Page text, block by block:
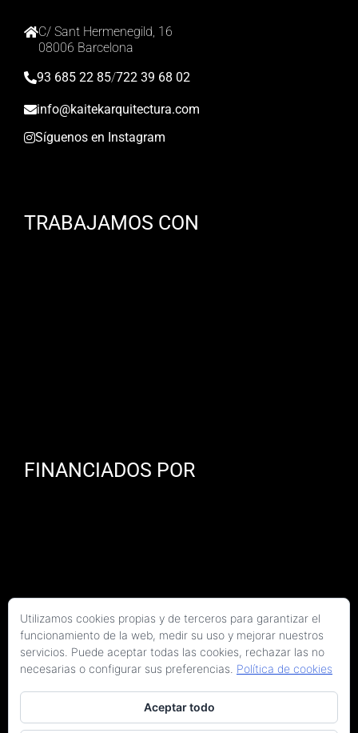
C/ Sant Hermenegild, 16
08006 Barcelona
93 685 22 85/722 39 68 02
info@kaitekarquitectura.com
Síguenos en Instagram
TRABAJAMOS CON
FINANCIADOS POR
Utilizamos cookies propias y de terceros para garantizar el
funcionamiento de la web, medir su uso y mejorar nuestros
servicios. Puede aceptar todas las cookies, rechazar las no
necesarias o configurar sus preferencias. Política de cookies
Aceptar todo